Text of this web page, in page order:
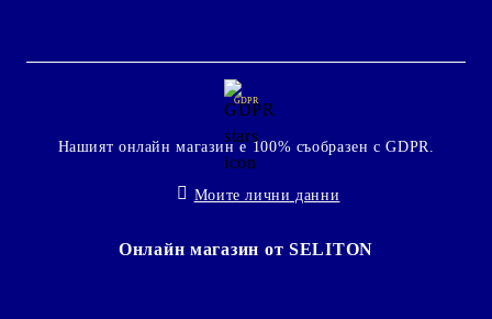
GDPR
Нашият онлайн магазин е 100% съобразен с GDPR.
Моите лични данни
Онлайн магазин от SELITON